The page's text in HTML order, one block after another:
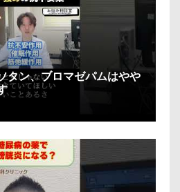
タン、ブロマゼパムはやや